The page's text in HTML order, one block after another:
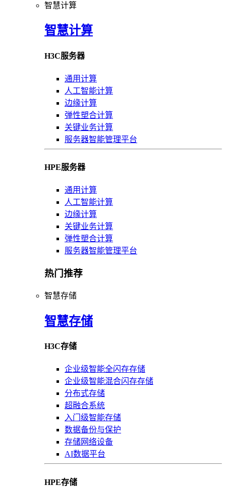
智慧计算
智慧计算
H3C服务器
通用计算
人工智能计算
边缘计算
弹性塑合计算
关键业务计算
服务器智能管理平台
HPE服务器
通用计算
人工智能计算
边缘计算
关键业务计算
弹性塑合计算
服务器智能管理平台
热门推荐
智慧存储
智慧存储
H3C存储
企业级智能全闪存存储
企业级智能混合闪存存储
分布式存储
超融合系统
入门级智能存储
数据备份与保护
存储网络设备
AI数据平台
HPE存储